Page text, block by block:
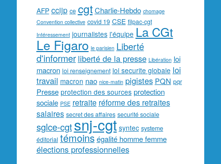
AFP ccijp ce cgt Charlie-Hebdo chomage
Convention collective covid 19 CSE filpac-cgt
Intéressement journalistes l'équipe La CGt
Le Figaro le parisien Liberté
d'informer liberté de la presse Libération loi
macron loi renseignement loi securite globale loi
travail macron nao nice-matin pigistes PQN pqr
Presse protection des sources protection
sociale PSE retraite réforme des retraites
salaires secret des affaires securité sociale
sglce-cgtsnj-cgt syntec systeme
éditorial témoins égalité homme femme
élections professionnelles